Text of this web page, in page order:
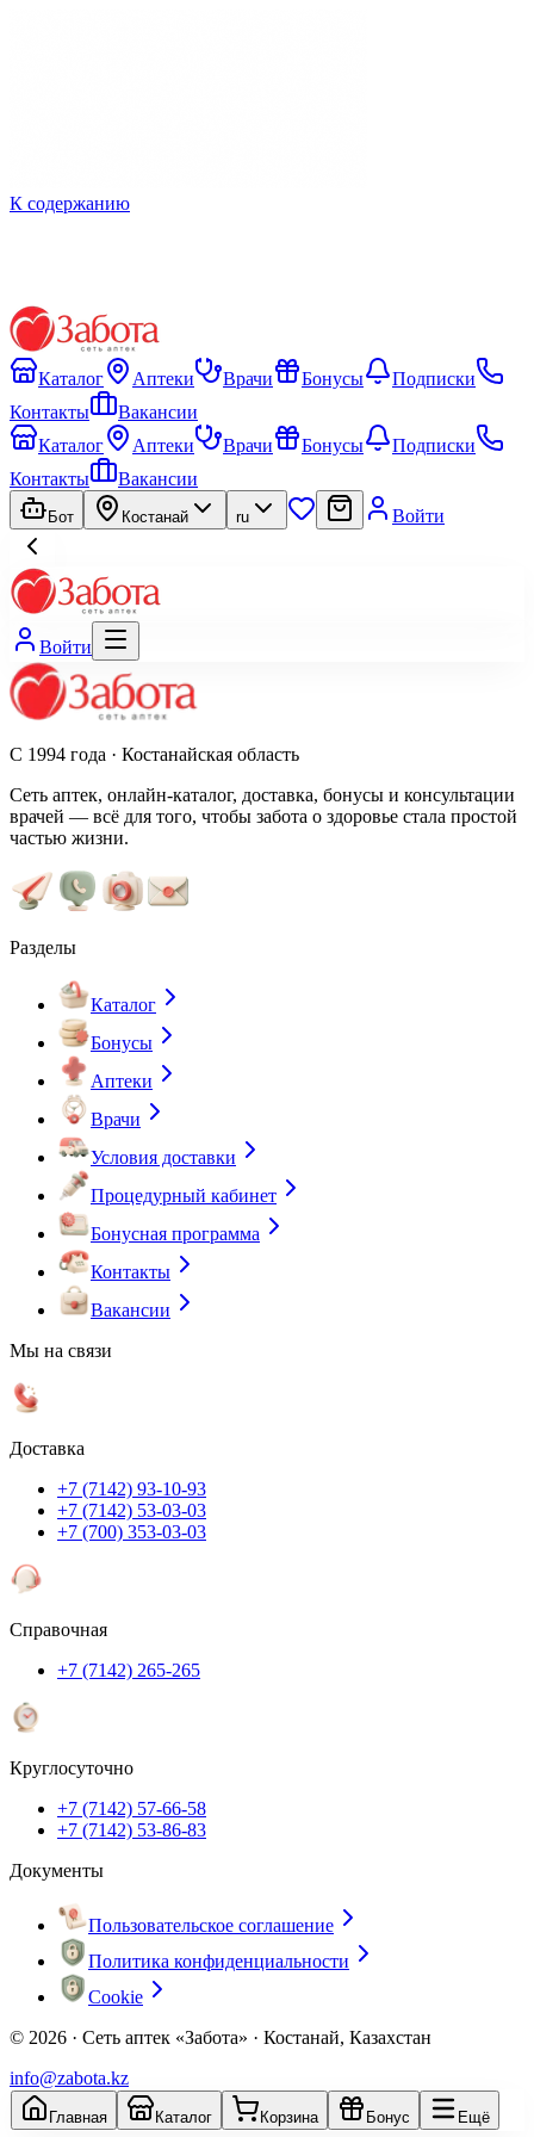
К содержанию
Каталог Аптеки Врачи Бонусы
Подписки
Контакты
Вакансии
Каталог
Аптеки Врачи Бонусы
Подписки
Контакты
Вакансии
Бот Костанай ru Войти
Войти
С 1994 года · Костанайская область
Сеть аптек, онлайн-каталог, доставка, бонусы и консультации
врачей — всё для того, чтобы забота о здоровье стала простой
частью жизни.
Разделы
Каталог
Бонусы
Аптеки
Врачи
Условия доставки
Процедурный кабинет
Бонусная программа
Контакты
Вакансии
Мы на связи
Доставка
+7 (7142) 93-10-93
+7 (7142) 53-03-03
+7 (700) 353-03-03
Справочная
+7 (7142) 265-265
Круглосуточно
+7 (7142) 57-66-58
+7 (7142) 53-86-83
Документы
Пользовательское соглашение
Политика конфиденциальности
Cookie
© 2026 · Сеть аптек «Забота» · Костанай, Казахстан
info@zabota.kz
Главная Каталог Корзина Бонус Ещё